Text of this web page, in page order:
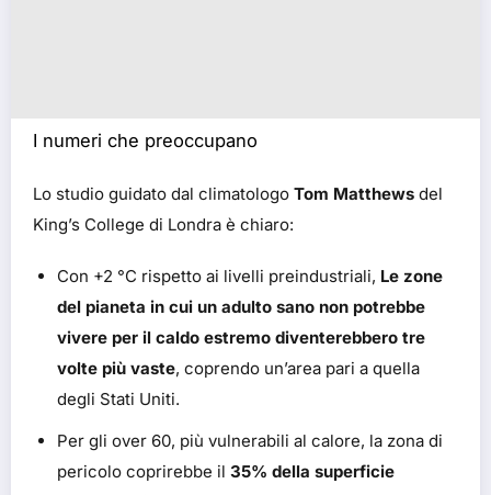
I numeri che preoccupano
Lo studio guidato dal climatologo Tom Matthews del
King’s College di Londra è chiaro:
Con +2 °C rispetto ai livelli preindustriali, Le zone
del pianeta in cui un adulto sano non potrebbe
vivere per il caldo estremo diventerebbero tre
volte più vaste, coprendo un’area pari a quella
degli Stati Uniti.
Per gli over 60, più vulnerabili al calore, la zona di
pericolo coprirebbe il 35% della superficie